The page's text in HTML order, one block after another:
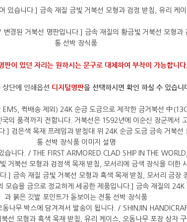
판이 있던 자리는 원하시는 문구로 대체하여 부착이 가능합니
단에 인쇄옵션 디지털명판을 선택하시면 확인 하실 수 있습니